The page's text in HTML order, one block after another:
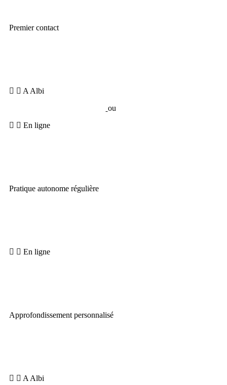
Premier contact
A Albi
ou
En ligne
Pratique autonome régulière
En ligne
Approfondissement personnalisé
A Albi